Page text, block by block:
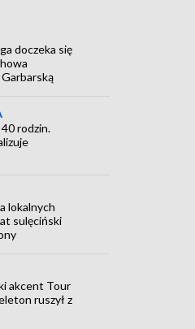
doczeka się
rodzin.
lokalnych
sulęciński
akcent Tour
ruszył z